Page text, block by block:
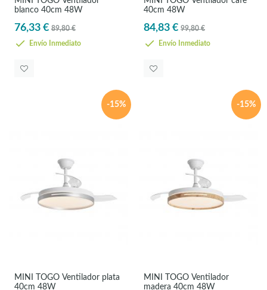
blanco 40cm 48W
76,33 € 89,80 €
Envío Inmediato
40cm 48W
84,83 € 99,80 €
Envío Inmediato
-15%
MINI TOGO Ventilador plata
40cm 48W
-15%
MINI TOGO Ventilador
madera 40cm 48W